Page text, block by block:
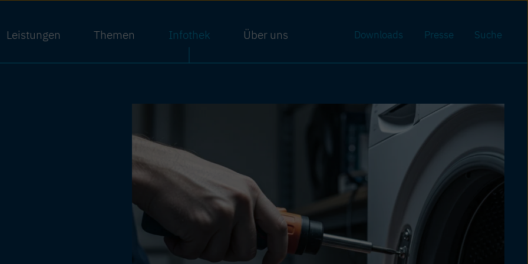
Leistungen Themen Infothek Über uns Downloads Presse Suche